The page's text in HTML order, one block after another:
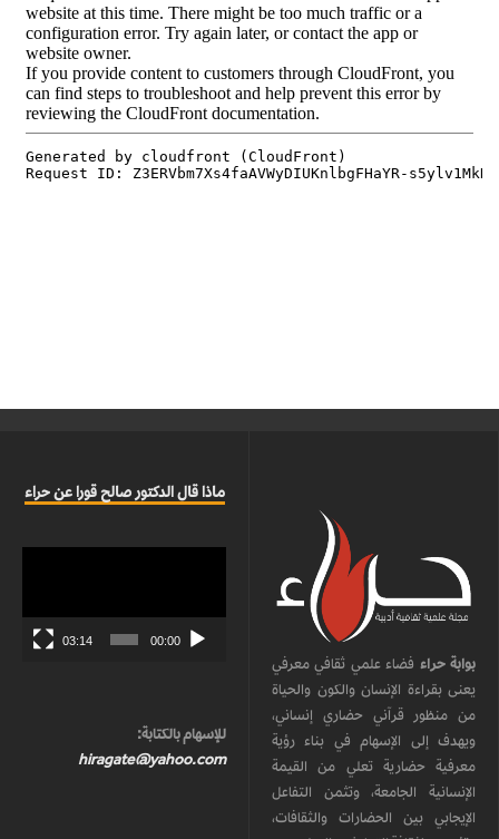
بوابة حراء فضاء علمي ثقافي معرفي
يعنى بقراءة الإنسان والكون والحياة
من منظور قرآني حضاري إنساني،
ويهدف إلى الإسهام في بناء رؤية
معرفية حضارية تعلي من القيمة
الإنسانية الجامعة، وتثمن التفاعل
الإيجابي بين الحضارات والثقافات،
ماذا قال الدكتور صالح قورا عن حراء
00:00
03:14
للإسهام بالكتابة:
hiragate@yahoo.com